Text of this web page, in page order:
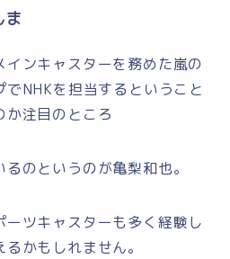
ンキャスターを務めた嵐の
NHKを担当するということ
か注目のところ
のというのが亀梨和也。
ツキャスターも多く経験し
かもしれません。